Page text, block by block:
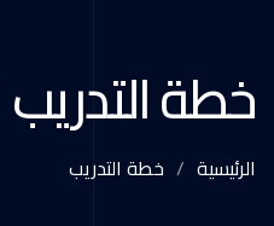
خطة التدريب
الرئيسية خطة التدريب